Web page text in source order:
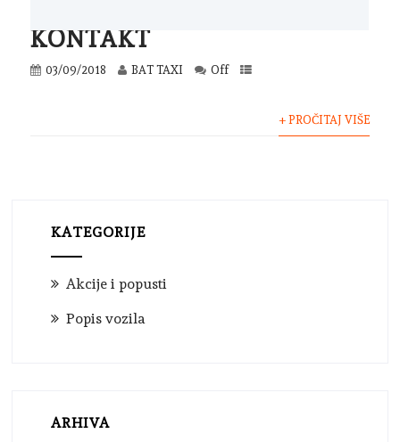
KONTAKT
03/09/2018 BAT TAXI Off
+ PROČITAJ VIŠE
KATEGORIJE
Akcije i popusti
Popis vozila
ARHIVA